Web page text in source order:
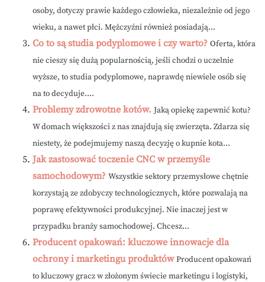
osoby, dotyczy prawie każdego człowieka, niezależnie od jego
wieku, a nawet płci. Mężczyźni również posiadają...
Co to są studia podyplomowe i czy warto? Oferta, która
nie cieszy się dużą popularnością, jeśli chodzi o uczelnie
wyższe, to studia podyplomowe, naprawdę niewiele osób się
na to decyduje....
Problemy zdrowotne kotów. Jaką opiekę zapewnić kotu?
W domach większości z nas znajdują się zwierzęta. Zdarza się
niestety, że podejmujemy naszą decyzję o kupnie kota...
Jak zastosować toczenie CNC w przemyśle
samochodowym? Wszystkie sektory przemysłowe chętnie
korzystają ze zdobyczy technologicznych, które pozwalają na
poprawę efektywności produkcyjnej. Nie inaczej jest w
przypadku branży samochodowej. Chcesz...
Producent opakowań: kluczowe innowacje dla
ochrony i marketingu produktów Producent opakowań
to kluczowy gracz w złożonym świecie marketingu i logistyki,